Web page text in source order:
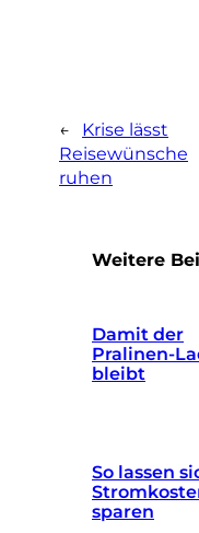
←
Krise lässt
Reisewünsche
ruhen
Weitere
Damit der
Pralinen-
bleibt
So lassen
sparen